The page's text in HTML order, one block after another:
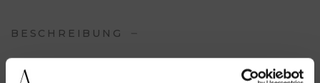
BESCHREIBUNG
VERFÜGBAR IN